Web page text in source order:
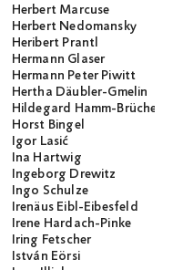
Herbert Marcuse
Herbert Nedomansky
Heribert Prantl
Hermann Glaser
Hermann Peter Piwitt
Hertha Däubler-Gmelin
Hildegard Hamm-Brücher
Horst Bingel
Igor Lasić
Ina Hartwig
Ingeborg Drewitz
Ingo Schulze
Irenäus Eibl-Eibesfeld
Irene Hardach-Pinke
Iring Fetscher
István Eörsi